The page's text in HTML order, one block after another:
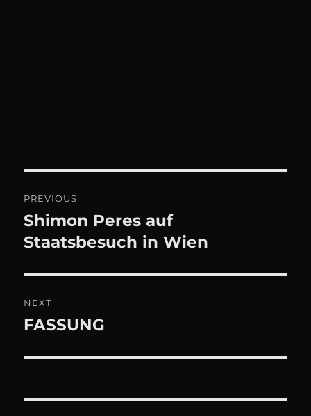
Navigation
PREVIOUS
Previous
post:
Shimon Peres auf
Staatsbesuch in Wien
NEXT
Next
FASSUNG